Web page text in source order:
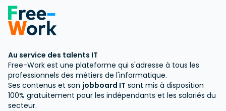
Au service des talents IT
Free-Work est une plateforme qui s'adresse à tous les
professionnels des métiers de l'informatique.
Ses contenus et son jobboard IT sont mis à disposition
100% gratuitement pour les indépendants et les salariés du
secteur.